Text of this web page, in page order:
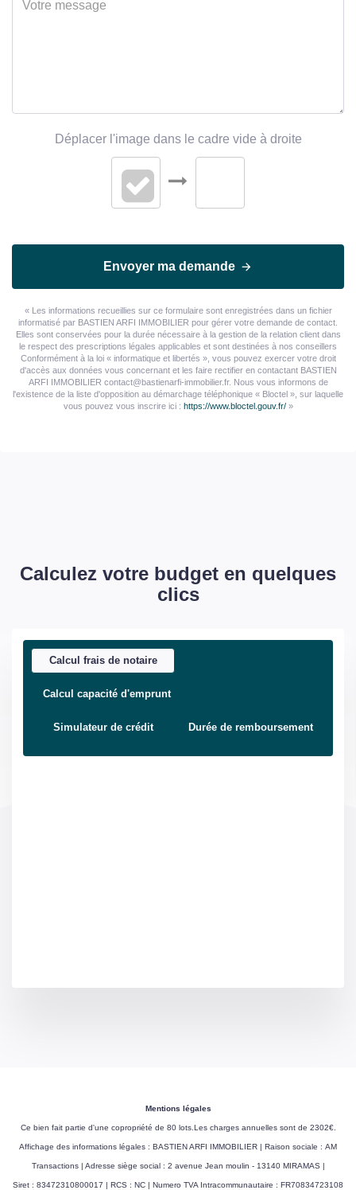
Déplacer l'image dans le cadre vide à droite
Envoyer ma demande
« Les informations recueillies sur ce formulaire sont enregistrées dans un fichier
informatisé par BASTIEN ARFI IMMOBILIER pour gérer votre demande de contact.
Elles sont conservées pour la durée nécessaire à la gestion de la relation client dans
le respect des prescriptions légales applicables et sont destinées à nos conseillers
Conformément à la loi « informatique et libertés », vous pouvez exercer votre droit
d'accès aux données vous concernant et les faire rectifier en contactant BASTIEN
ARFI IMMOBILIER contact@bastienarfi-immobilier.fr. Nous vous informons de
l'existence de la liste d'opposition au démarchage téléphonique « Bloctel », sur laquelle
vous pouvez vous inscrire ici : https://www.bloctel.gouv.fr/»
Calculez votre budget en quelques
clics
Calcul frais de notaire
Calcul capacité d'emprunt
Simulateur de crédit Durée de remboursement
Mentions légales
Ce bien fait partie d'une copropriété de 80 lots.Les charges annuelles sont de 2302€.
Affichage des informations légales : BASTIEN ARFI IMMOBILIER | Raison sociale : AM
Transactions | Adresse siège social : 2 avenue Jean moulin - 13140 MIRAMAS |
Siret : 83472310800017 | RCS : NC | Numero TVA Intracommunautaire : FR70834723108